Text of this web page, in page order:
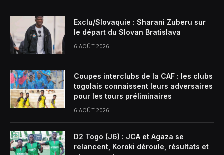
Exclu/Slovaquie : Sharani Zuberu sur
le départ du Slovan Bratislava
6 AOÛT 2026
Coupes interclubs de la CAF : les clubs
togolais connaissent leurs adversaires
pour les tours préliminaires
6 AOÛT 2026
D2 Togo (J6) : JCA et Agaza se
relancent, Koroki déroule, résultats et